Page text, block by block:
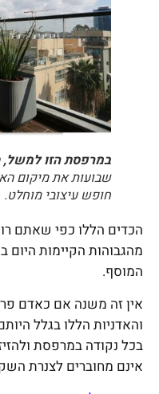
במרפסת הזו למשל,
שבועות את מיקום
חופש עיצובי מוחלט.
הכדים הללו כפי שאתם
מהגבוהות הקיימות היום
המוסף.
אין זה משנה אם כאדם
והאדניות הללו בגלל
בכל נקודה במרפסת
אינם מחוברים לצנרת